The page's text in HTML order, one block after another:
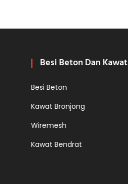
Besi Beton Dan Kawat
Besi Beton
Kawat Bronjong
Wiremesh
Kawat Bendrat